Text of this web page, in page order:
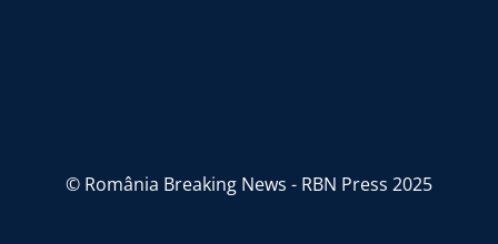
© România Breaking News - RBN Press 2025